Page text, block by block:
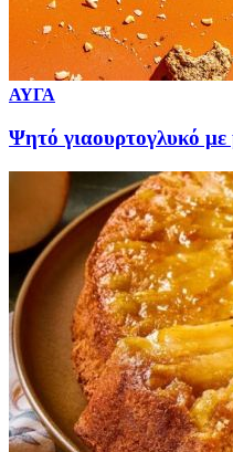
ΑΥΓΑ
Ψητό γιαουρτογλυκό